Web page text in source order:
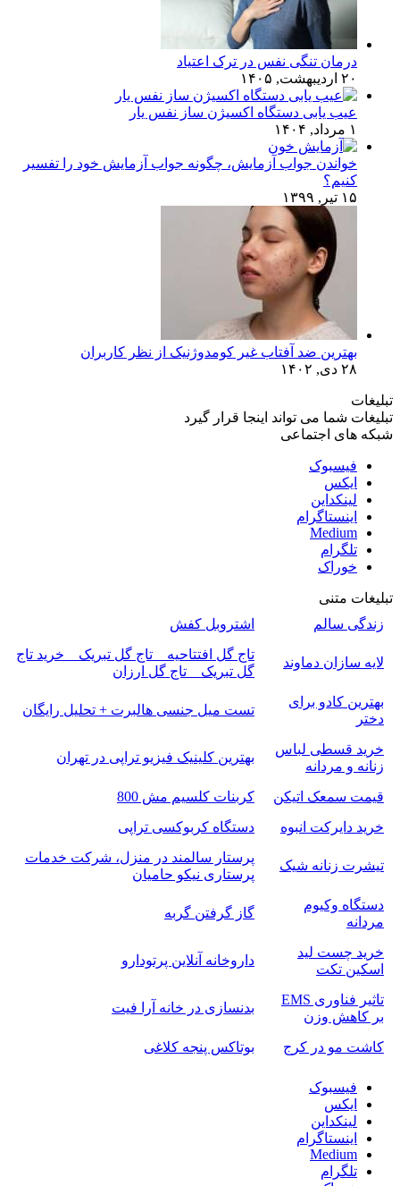
درمان تنگی نفس در ترک اعتیاد
۲۰ اردیبهشت, ۱۴۰۵
عیب یابی دستگاه اکسیژن ساز نفس یار
۱ مرداد, ۱۴۰۴
خواندن جواب آزمایش، چگونه جواب آزمایش خود را تفسیر
کنیم؟
۱۵ تیر, ۱۳۹۹
بهترین ضد آفتاب غیر کومدوژنیک از نظر کاربران
۲۸ دی, ۱۴۰۲
تبلیغات
تبلیغات شما می تواند اینجا قرار گیرد
شبکه های اجتماعی
فیسبوک
ایکس
لینکداین
اینستاگرام
Medium
تلگرام
خوراک
تبلیغات متنی
زندگی سالم
اشتروبل کفش
لایه سازان دماوند
تاج گل افتتاحیه _ تاج گل تبریک _ خرید تاج
گل تبریک _ تاج گل ارزان
بهترین کادو برای
دختر
تست میل جنسی هالبرت + تحلیل رایگان
خرید قسطی لباس
زنانه و مردانه
بهترین کلینیک فیزیو تراپی در تهران
قیمت سمعک اتیکن
کربنات کلسیم مش 800
خرید دایرکت انبوه
دستگاه کربوکسی تراپی
تیشرت زنانه شیک
پرستار سالمند در منزل، شرکت خدمات
پرستاری نیکو حامیان
دستگاه وکیوم
مردانه
گاز گرفتن گربه
خرید چست لید
اسکین تکت
داروخانه آنلاین پرتودارو
تاثیر فناوری EMS
بر کاهش وزن
بدنسازی در خانه آرا فیت
کاشت مو در کرج بوتاکس پنجه کلاغی
فیسبوک
ایکس
لینکداین
اینستاگرام
Medium
تلگرام